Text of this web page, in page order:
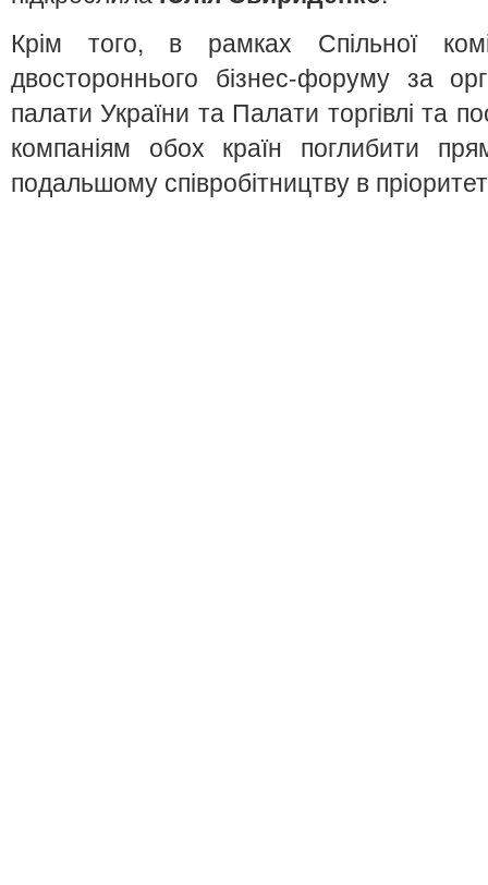
Крім того, в рамках Спільної
двостороннього бізнес-форуму за
палати України та Палати торгівлі та
компаніям обох країн поглибити
подальшому співробітництву в